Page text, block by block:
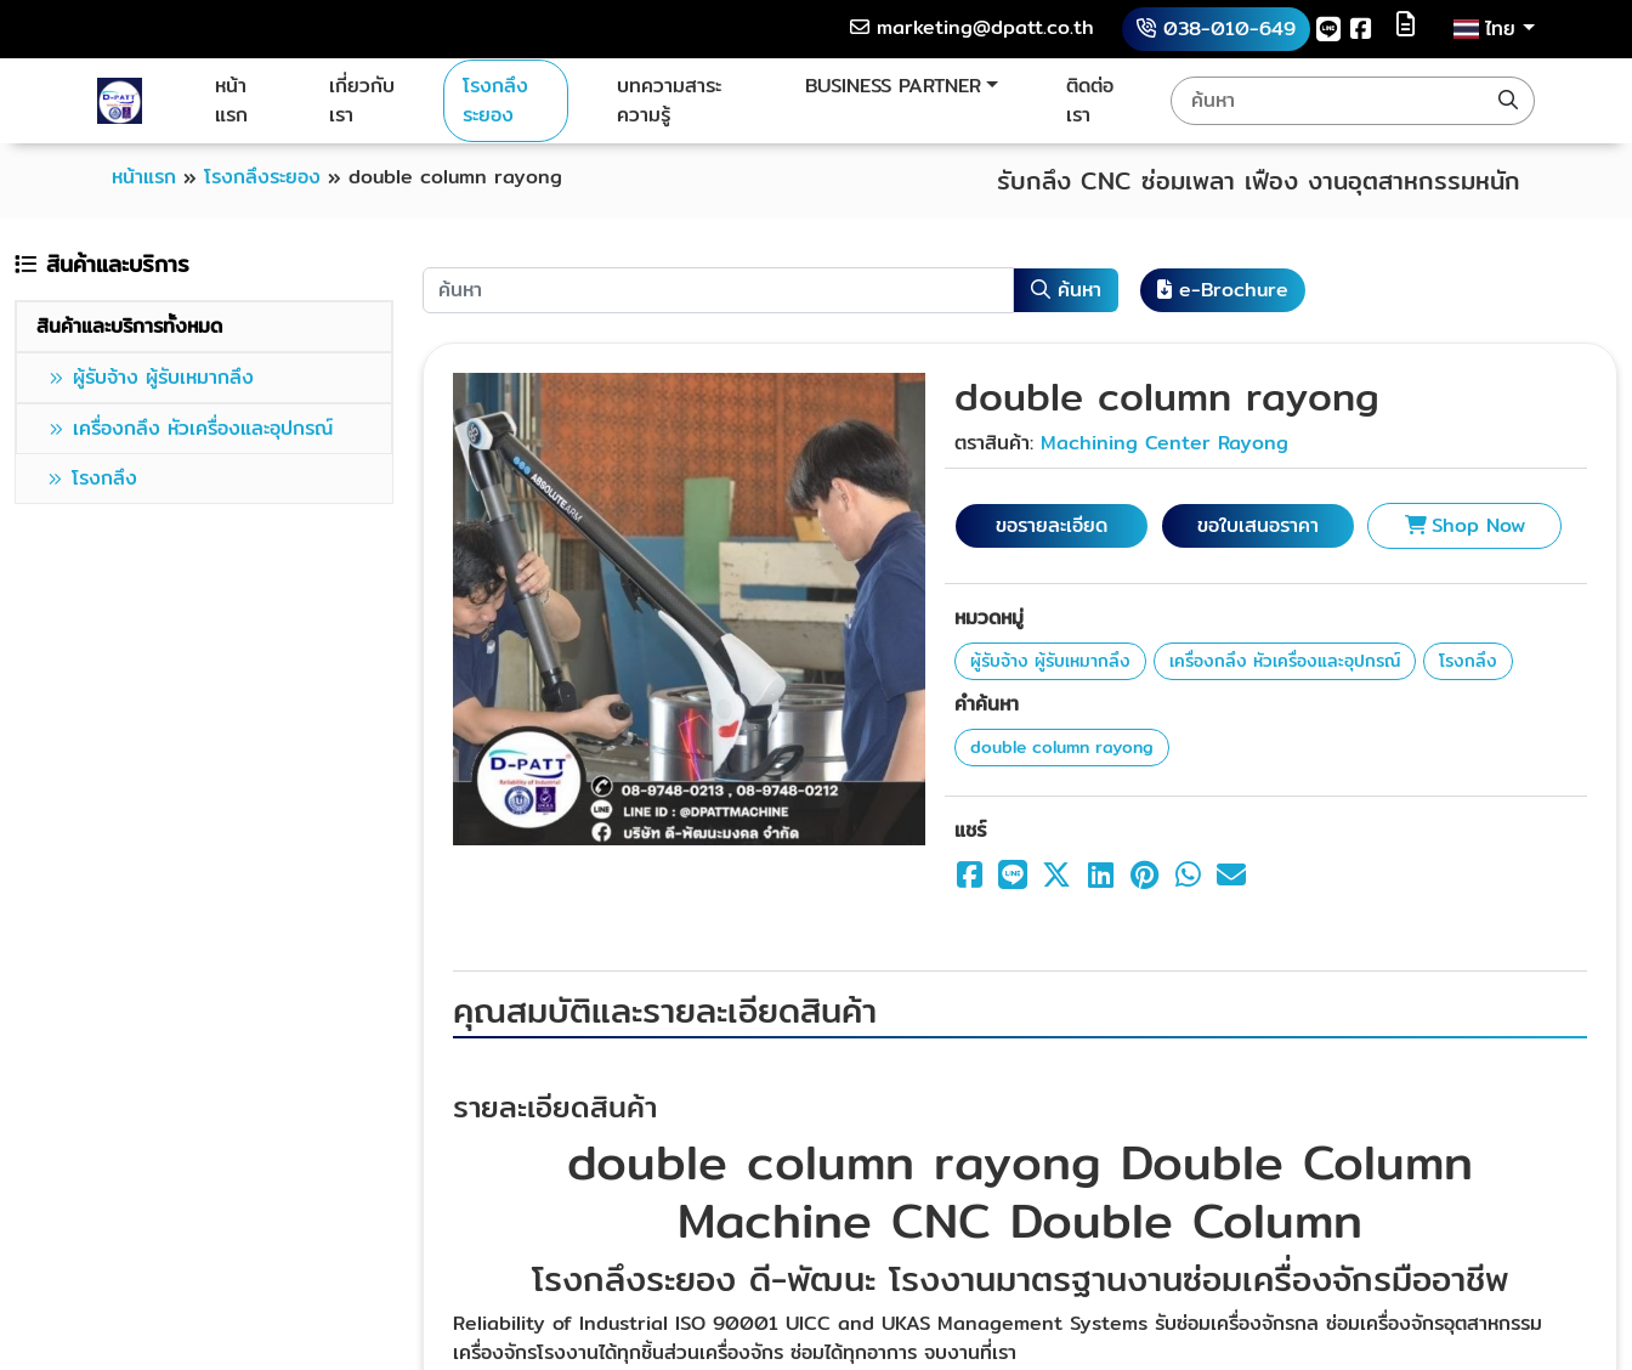
marketing@dpatt.co.th 038-010-649
ไทย
หน้า
แรก
เกี่ยวกับ
เรา
โรงกลึง
ระยอง
บทความสาระ
ความรู้
BUSINESS PARTNER
ติดต่อ
เรา
หน้าแรก » โรงกลึงระยอง » double column rayong รับกลึง CNC ซ่อมเพลา เฟือง งานอุตสาหกรรมหนัก
สินค้าและบริการ
สินค้าและบริการทั้งหมด
ผู้รับจ้าง ผู้รับเหมากลึง
เครื่องกลึง หัวเครื่องและอุปกรณ์
โรงกลึง
ค้นหา e-Brochure
double column rayong
ตราสินค้า: Machining Center Rayong
ขอรายละเอียด ขอใบเสนอราคา Shop Now
หมวดหมู่
ผู้รับจ้าง ผู้รับเหมากลึง เครื่องกลึง หัวเครื่องและอุปกรณ์ โรงกลึง
คำค้นหา
double column rayong
แชร์
คุณสมบัติและรายละเอียดสินค้า
รายละเอียดสินค้า
double column rayong Double Column
Machine CNC Double Column
โรงกลึงระยอง ดี-พัฒนะ โรงงานมาตรฐานงานซ่อมเครื่องจักรมืออาชีพ
Reliability of Industrial ISO 90001 UICC and UKAS Management Systems รับซ่อมเครื่องจักรกล ซ่อมเครื่องจักรอุตสาหกรรม
เครื่องจักรโรงงานได้ทุกชิ้นส่วนเครื่องจักร ซ่อมได้ทุกอาการ จบงานที่เรา